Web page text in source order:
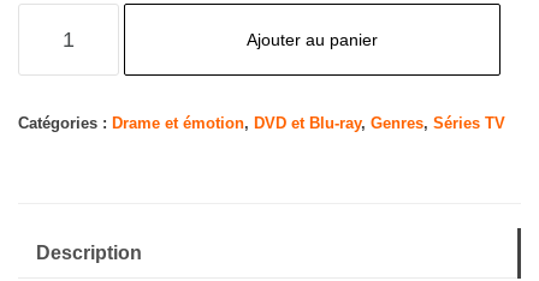
Fire-
Ajouter au panier
Catégories : Drame et émotion, DVD et Blu-ray, Genres, Séries TV
Description